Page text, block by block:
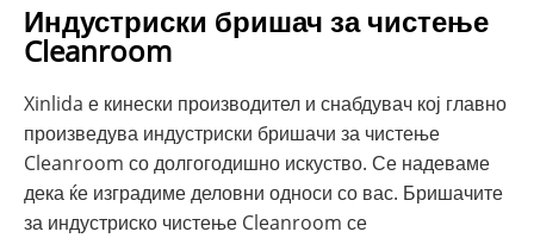
Индустриски бришач за чистење
Cleanroom
Xinlida е кинески производител и снабдувач кој главно
произведува индустриски бришачи за чистење
Cleanroom со долгогодишно искуство. Се надеваме
дека ќе изградиме деловни односи со вас. Бришачите
за индустриско чистење Cleanroom се